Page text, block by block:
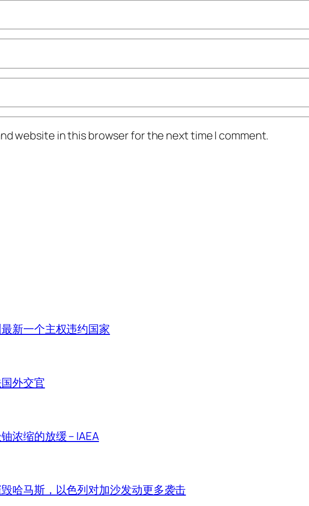
website in this browser for the next time I comment.
新一个主权违约国家
外交官
浓缩的放缓 – IAEA
哈马斯，以色列对加沙发动更多袭击